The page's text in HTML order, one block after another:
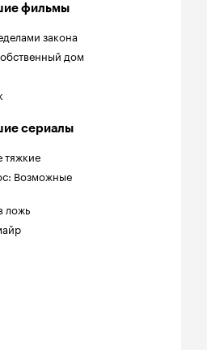
фильмы
закона
дом
сериалы
тяжкие
Возможные
ложь